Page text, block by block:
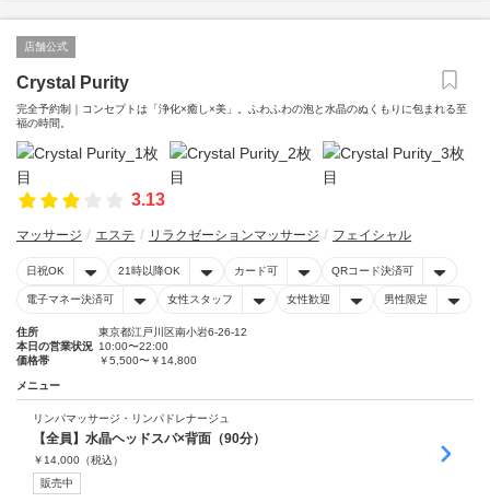
店舗公式
Crystal Purity
完全予約制｜コンセプトは「浄化×癒し×美」。ふわふわの泡と水晶のぬくもりに包まれる至
福の時間。
3.13
マッサージ エステ リラクゼーションマッサージ フェイシャル
日祝OK 21時以降OK カード可 QRコード決済可
電子マネー決済可 女性スタッフ 女性歓迎 男性限定
住所
東京都江戸川区南小岩6-26-12
本日の営業状況 10:00〜22:00
価格帯
￥5,500〜￥14,800
メニュー
リンパマッサージ・リンパドレナージュ
【全員】水晶ヘッドスパ×背面（90分）
￥ 14,000 （税込）
販売中